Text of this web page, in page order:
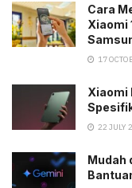
Cara
Xiaomi
17
Xiaomi
22 JULY
Mudah